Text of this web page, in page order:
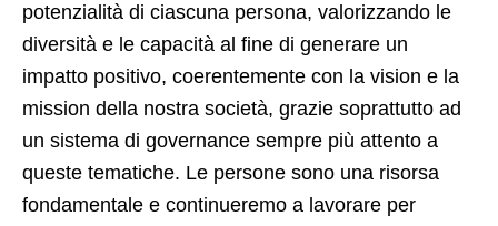
potenzialità di ciascuna persona, valorizzando le
diversità e le capacità al fine di generare un
impatto positivo, coerentemente con la vision e la
mission della nostra società, grazie soprattutto ad
un sistema di governance sempre più attento a
queste tematiche. Le persone sono una risorsa
fondamentale e continueremo a lavorare per